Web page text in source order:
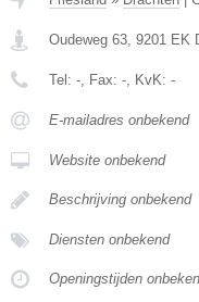
Oudeweg 63, 9201 EK
Tel: -, Fax: -, KvK: -
E-mailadres onbekend
Website onbekend
Beschrijving onbekend
Diensten onbekend
Openingstijden